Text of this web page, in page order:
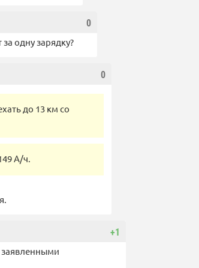
0
одну зарядку?
0
до 13 км со
А/ч.
+1
заявленными